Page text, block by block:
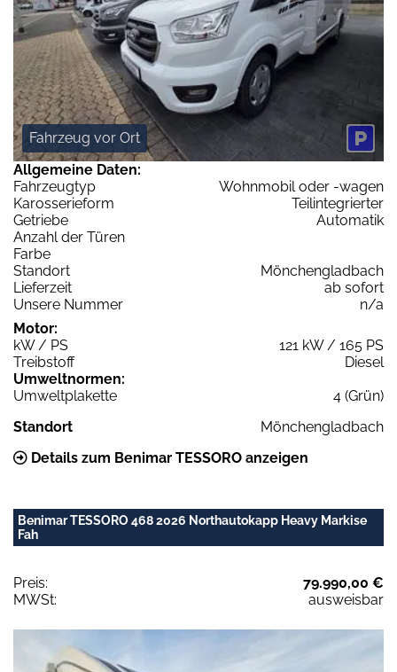
Fahrzeug vor Ort
Allgemeine Daten:
Fahrzeugtyp
Wohnmobil oder -wagen
Karosserieform
Teilintegrierter
Getriebe
Automatik
Anzahl der Türen
Farbe
Standort
Mönchengladbach
Lieferzeit
ab sofort
Unsere Nummer
n/a
Motor:
kW / PS
121 kW / 165 PS
Treibstoff
Diesel
Umweltnormen:
Umweltplakette
4 (Grün)
Standort
Mönchengladbach
Details zum Benimar TESSORO anzeigen
Benimar TESSORO 468 2026 Northautokapp Heavy Markise
Fah
Preis:
79.990,00 €
MWSt:
ausweisbar